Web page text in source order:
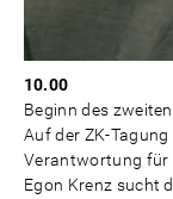
10.00
Beginn des
Auf der ZK-
Verantwortung für
Egon Krenz sucht